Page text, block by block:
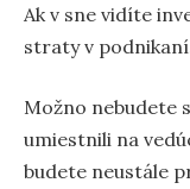
Ak v sne vidíte
straty v
Možno nebudete
umiestnili na
budete neustále